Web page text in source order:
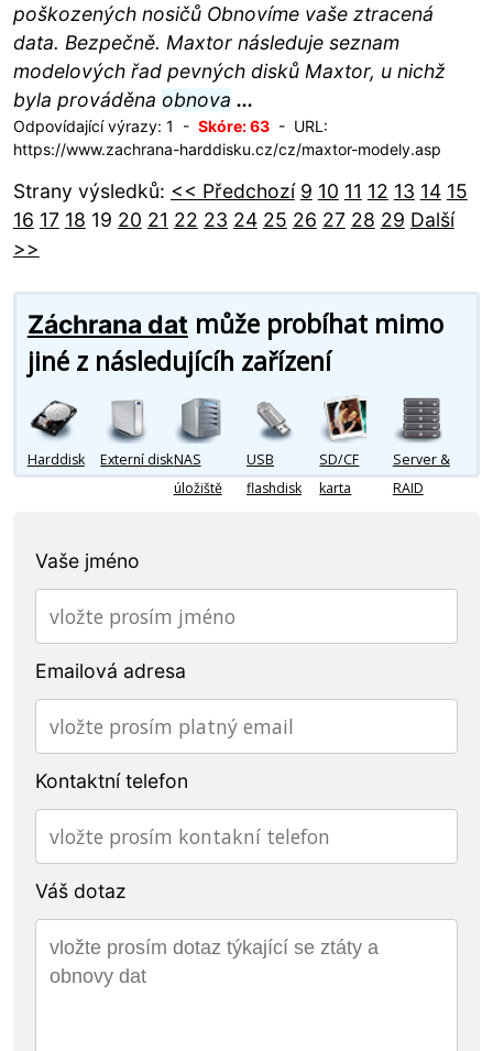
poškozených nosičů Obnovíme vaše ztracená
data. Bezpečně. Maxtor následuje seznam
modelových řad pevných disků Maxtor, u nichž
byla prováděna obnova ...
Odpovídající výrazy: 1 - Skóre: 63- URL:
https://www.zachrana-harddisku.cz/cz/maxtor-modely.asp
Strany výsledků: << Předchozí 9 10 11 12 13 14 15
16 17 18 19 20 21 22 23 24 25 26 27 28 29 Další
>>
Záchrana datmůže probíhat mimo
jiné z následujícíh zařízení
Harddisk Externí diskNAS
úložiště
USB
flashdisk
SD/CF
karta
Server &
RAID
Vaše jméno
Emailová adresa
Kontaktní telefon
Váš dotaz